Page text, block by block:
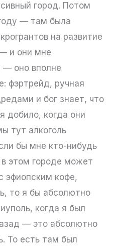
город. Потом
— там была
на развитие
и они мне
— оно вполне
фэртрейд, ручная
и бог знает, что
добило, когда они
тут алкоголь
бы мне кто-нибудь
в этом городе может
эфиопским кофе,
то я бы абсолютно
когда я был
— это абсолютно
То есть там был